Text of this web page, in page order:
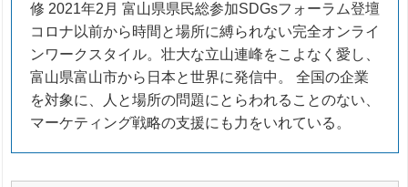
修 2021年2月 富山県県民総参加SDGsフォーラム登壇
コロナ以前から時間と場所に縛られない完全オンライ
ンワークスタイル。壮大な立山連峰をこよなく愛し、
富山県富山市から日本と世界に発信中。 全国の企業
を対象に、人と場所の問題にとらわれることのない、
マーケティング戦略の支援にも力をいれている。